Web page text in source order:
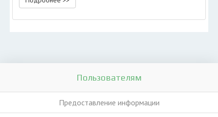
Пользователям
Предоставление информации